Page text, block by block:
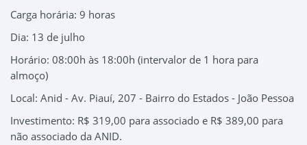
Carga horária: 9 horas
Dia: 13 de julho
Horário: 08:00h às 18:00h (intervalor de 1 hora para
almoço)
Local: Anid - Av. Piauí, 207 - Bairro do Estados - João Pessoa
Investimento: R$ 319,00 para associado e R$ 389,00 para
não associado da ANID.